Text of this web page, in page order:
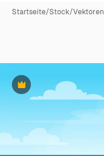
Startseite/Stock/Vektoren
Premium